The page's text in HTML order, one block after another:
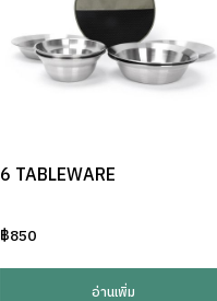
6 TABLEWARE
฿850
อ่านเพิ่ม